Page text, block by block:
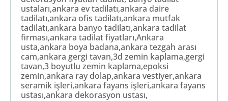
ustaları,ankara ev tadilatı,ankara daire
tadilatı,ankara ofis tadilatı,ankara mutfak
tadilatı,ankara banyo tadilatı,ankara tadilat
firması,ankara tadilat fiyatları,Ankara
usta,ankara boya badana,ankara tezgah arası
cam,ankara gergi tavan,3d zemin kaplama,gergi
tavan,3 boyutlu zemin kaplama,epoksi
zemin,ankara ray dolap,ankara vestiyer,ankara
seramik işleri,ankara fayans işleri,ankara fayans
ustası,ankara dekorasyon ustası,